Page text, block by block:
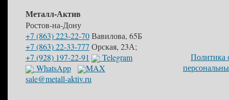
Металл-Актив
Ростов-на-Дону
+7 (863) 223-22-70Вавилова, 65Б
+7 (863) 22-33-777 Орская, 23А;
+7 (928) 197-22-91
Telegram
WhatsApp
MAX
sale@metall-aktiv.ru
Политика